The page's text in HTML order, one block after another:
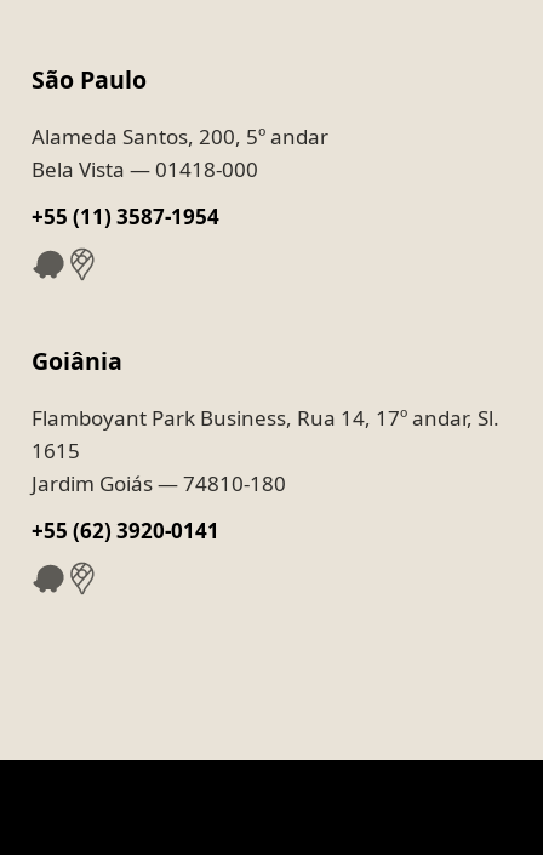
São Paulo
Alameda Santos, 200, 5º andar
Bela Vista — 01418-000
+55 (11) 3587-1954
Goiânia
Flamboyant Park Business, Rua 14, 17º andar, Sl.
1615
Jardim Goiás — 74810-180
+55 (62) 3920-0141